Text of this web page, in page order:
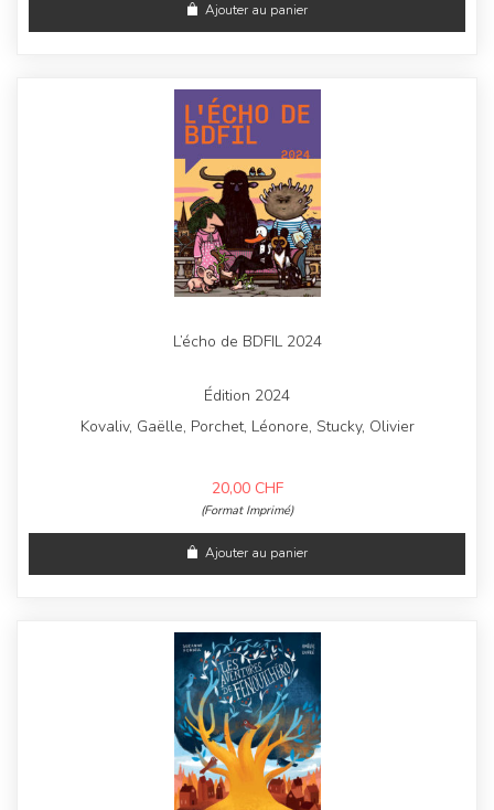
Ajouter au panier
L’écho de BDFIL 2024
Édition 2024
Kovaliv, Gaëlle, Porchet, Léonore, Stucky, Olivier
20,00 CHF
(Format Imprimé)
Ajouter au panier